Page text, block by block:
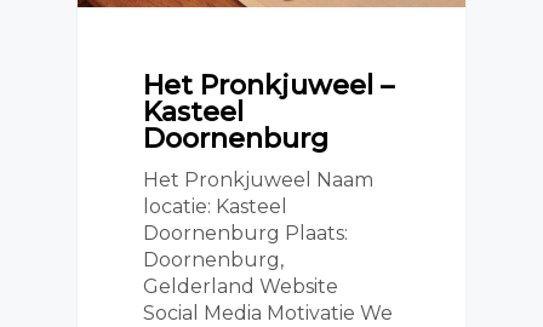
Het Pronkjuweel –
Kasteel
Doornenburg
Het Pronkjuweel Naam
locatie: Kasteel
Doornenburg Plaats:
Doornenburg,
Gelderland Website
Social Media Motivatie We